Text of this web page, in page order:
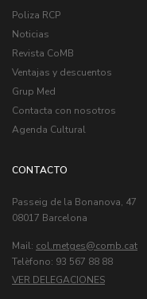
Poliza RCP
Noticias
Revista CoMB
Ventajas y descuentos
Grup Med
Contacta con nosotros
Agenda Cultural
CONTACTO
Passeig de la Bonanova, 47
08017 Barcelona
Mail: col.metges
Telèfono: 93 567 88 88
VER DELEGACIONES